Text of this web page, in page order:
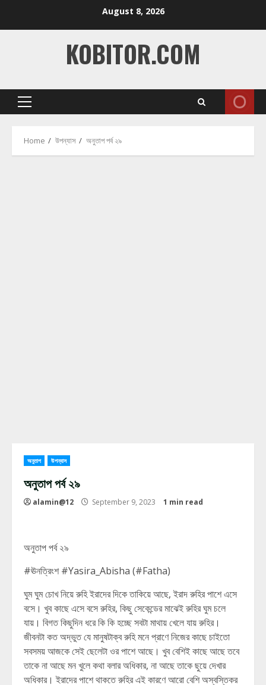
August 8, 2026
KOBITOR.COM
Primary
Home উপন্যাস অনুতাপ পর্ব ২৯
অনুতাপ উপন্যাস
অনুতাপ পর্ব ২৯
alamin@12 September 9, 2023 1 min read
অনুতাপ পর্ব ২৯
#ঊনত্রিংশ #Yasira_Abisha (#Fatha)
ঘুম ঘুম চোখ নিয়ে রুহি ইরাদের দিকে তাকিয়ে আছে, ইরাদ রুহির পাশে এসে
বসে। খুব কাছে এসে বসে রুহির, কিছু সেকেন্ডের মাঝেই রুহির ঘুম চলে
যায়। বিগত কিছুদিন ধরে কি কি হচ্ছে সবটা মাথায় খেলে যায় রুহির।
জীবনটা কত অদ্ভুত যে মানুষটাক্ব রুহি মনে প্রাণে নিজের কাছে চাইতো
সবসময় আজকে সেই ছেলেটা ওর পাশে আছে। খুব বেশিই কাছে আছে তবে
তাকে না আছে মন খুলে কথা বলার অধিকার, না আছে তাকে ছুয়ে দেখার
অধিকার। ইরাদের পাশে থাকতে রুহির এই কারণে আরো বেশি অস্বস্তিকর